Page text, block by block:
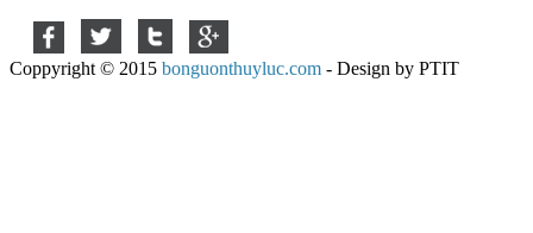
Coppyright © 2015 bonguonthuyluc.com - Design by PTIT